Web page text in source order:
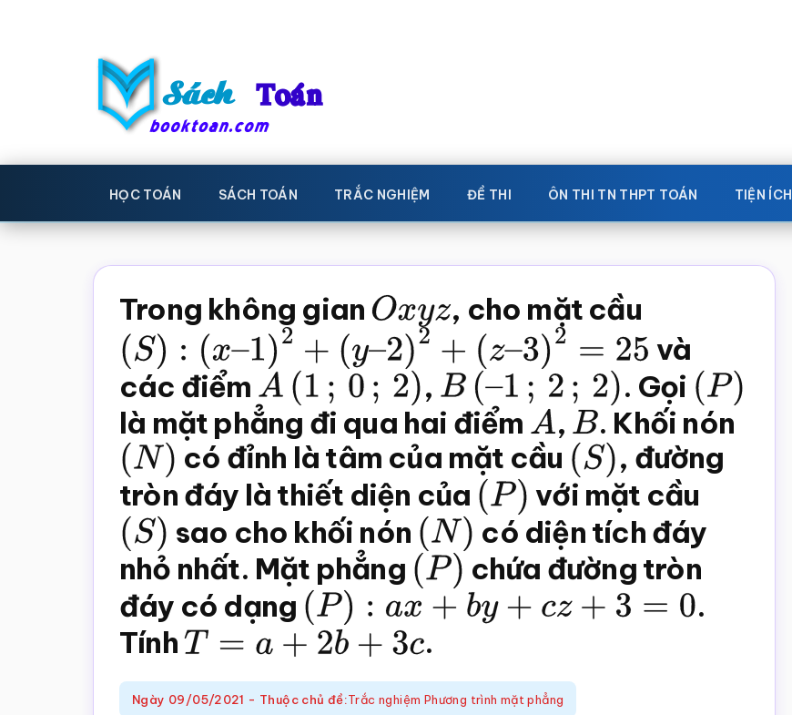
Sách
Toán
-
Học
toán
Học
toán,
toán,
Sách
khoa
Toán,
trắc
nghiệm
Toán
online
HỌC TOÁN SÁCH TOÁN TRẮC NGHIỆM ĐỀ THI ÔN THI TN THPT TOÁN TIỆN
Trong không gian Oxyz , cho mặt cầu
(S): (x –1)2+( y– 2)2+(z–3) 2=25
và
các điểm A( 1;0; 2) , B( –1;2; 2) . Gọi (P)
là mặt phẳng đi qua hai điểm A, B . Khối nón
(N) có đỉnh là tâm của mặt cầu (S) , đường
tròn đáy là thiết diện của (P) với mặt cầu
(S) sao cho khối nón (N) có diện tích đáy
nhỏ nhất. Mặt phẳng (P) chứa đường tròn
đáy có dạng (P): a x+b y+ cz+3 =0
.
TínhT=a+2 b+3c .
Ngày 09/05/2021 - Thuộc chủ đề:Trắc nghiệm Phương trình mặt phẳng